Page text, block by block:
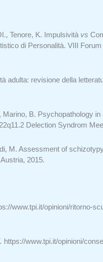
Tenore, K. Impulsività vs
di Personalità. VIII
revisione della
B. Psychopathology
Delection Syndrom
M. Assessment of
2015.
www.tpi.it/opinioni/ritorno-
https://www.tpi.it/opinioni/